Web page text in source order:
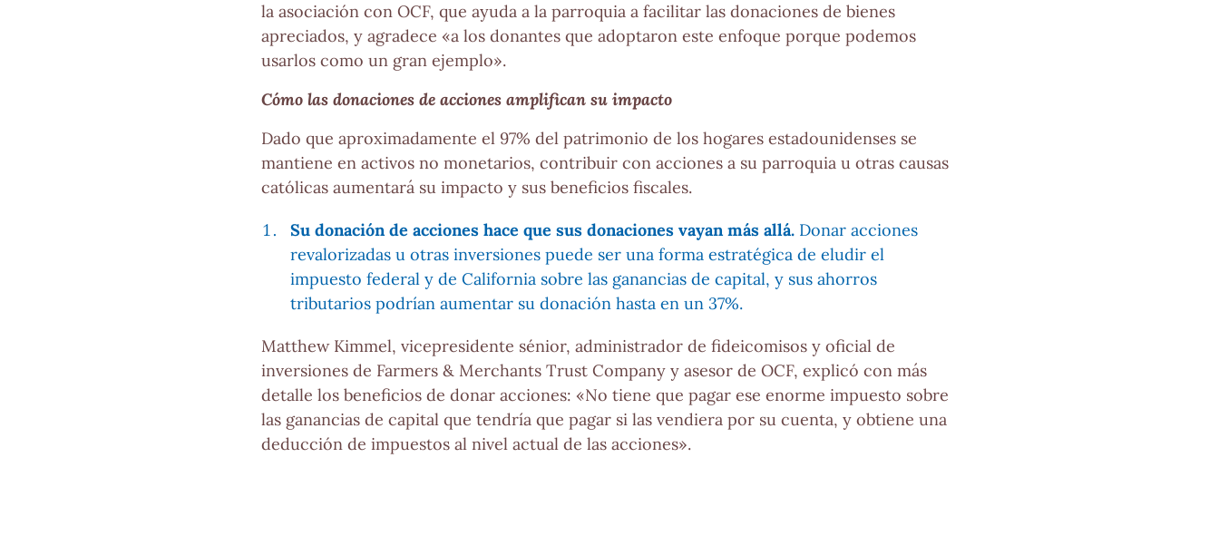
la asociación con OCF, que ayuda a la parroquia a facilitar las donaciones de bienes
apreciados, y agradece «a los donantes que adoptaron este enfoque porque podemos
usarlos como un gran ejemplo».
Cómo las donaciones de acciones amplifican su impacto
Dado que aproximadamente el 97% del patrimonio de los hogares estadounidenses se
mantiene en activos no monetarios, contribuir con acciones a su parroquia u otras causas
católicas aumentará su impacto y sus beneficios fiscales.
Su donación de acciones hace que sus donaciones vayan más allá. Donar acciones
revalorizadas u otras inversiones puede ser una forma estratégica de eludir el
impuesto federal y de California sobre las ganancias de capital, y sus ahorros
tributarios podrían aumentar su donación hasta en un 37%.
Matthew Kimmel, vicepresidente sénior, administrador de fideicomisos y oficial de
inversiones de Farmers & Merchants Trust Company y asesor de OCF, explicó con más
detalle los beneficios de donar acciones: «No tiene que pagar ese enorme impuesto sobre
las ganancias de capital que tendría que pagar si las vendiera por su cuenta, y obtiene una
deducción de impuestos al nivel actual de las acciones».